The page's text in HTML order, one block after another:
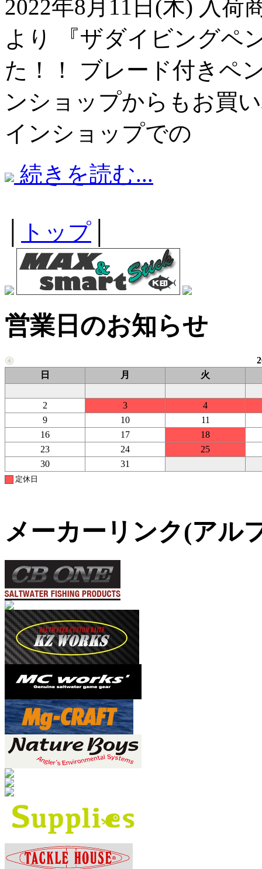
2022年8月11日(木) 入荷
より 『ザダイビングペ
た！！ ブレード付きペ
ンショップからもお買
インショップでの
続きを読む...
トップ
営業日のお知らせ
日
月 火
2 3
4
9
10
11
16
17
18
23
24
25
30
31
定休日
メーカーリンク(アル